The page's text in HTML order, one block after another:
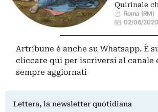
Quirinale
Roma (RM)
02/06/
Artribune è anche su Whatsapp. È
cliccare qui per iscriversi al canale
sempre aggiornati
Lettera, la newsletter quotidiana